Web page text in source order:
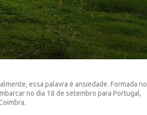
essa palavra é ansiedade. Formada no
no dia 18 de setembro para Portugal,